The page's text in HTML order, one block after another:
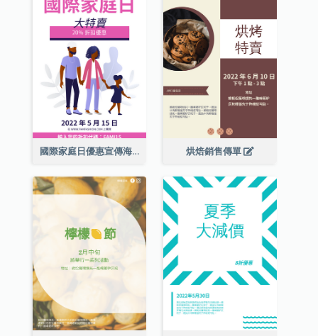
國際家庭日優惠宣傳海報 烘焙銷售傳單